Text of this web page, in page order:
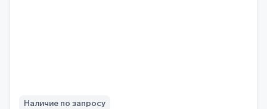
Наличие по запросу